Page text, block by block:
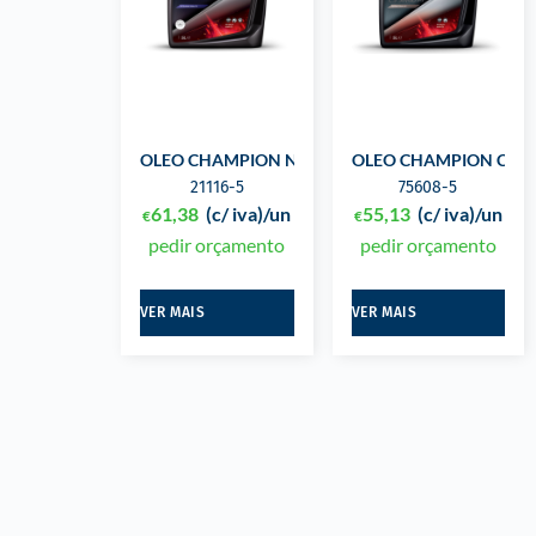
OLEO CHAMPION NEW ENERGY 5W40 5L
21116-5
€61,38 (c/ iva)/un
pedir orçamento
VER MAIS
OLEO CHAMPION
75608-5
€55,13 (c/ iva)/un
pedir orçamento
VER MAIS